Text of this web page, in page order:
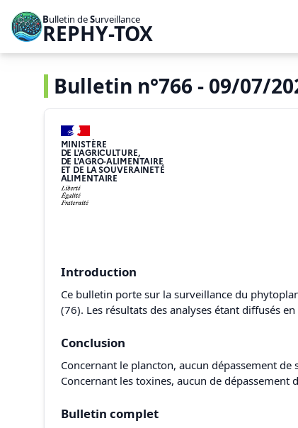
Bulletin deSurveillance
REPHY-TOX
Bulletin n°766 - 09/07/
MINISTÈRE
DE L'AGRICULTURE,
DE L'AGRO-ALIMENTAIRE
ET DE LA SOUVERAINETÉ
ALIMENTAIRE
Introduction
Ce bulletin porte sur la surveillance du
(76). Les résultats des analyses étant diffusés
Conclusion
Concernant le plancton, aucun dépassement
Concernant les toxines, aucun de
Bulletin complet